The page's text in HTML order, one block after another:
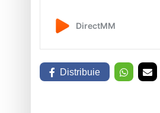
Distribuie